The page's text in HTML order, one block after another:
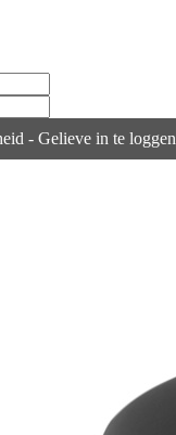
- Gelieve in te loggen